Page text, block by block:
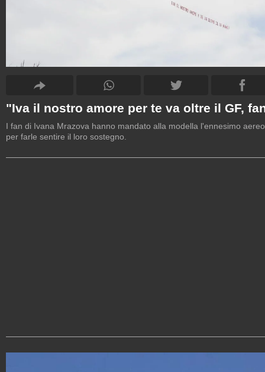
"Iva il nostro amore per te va oltre il GF,
I fan di Ivana Mrazova hanno mandato alla modella l'ennesimo aereo
per farle sentire il loro sostegno.